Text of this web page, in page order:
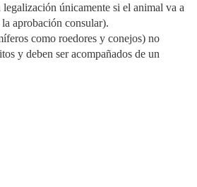
únicamente si el animal va a
aprobación consular).
como roedores y conejos) no
y deben ser acompañados de un